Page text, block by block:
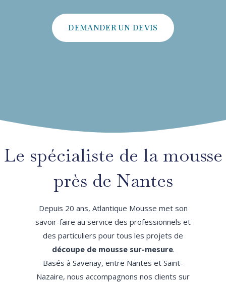
DEMANDER UN DEVIS
Le spécialiste de la mousse
près de Nantes
Depuis 20 ans, Atlantique Mousse met son
savoir-faire au service des professionnels et
des particuliers pour tous les projets de
découpe de mousse sur-mesure.
Basés à Savenay, entre Nantes et Saint-
Nazaire, nous accompagnons nos clients sur